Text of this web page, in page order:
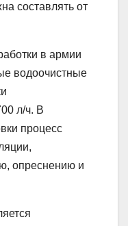
составлять от
в армии
водоочистные
л/ч. В
процесс
опреснению и